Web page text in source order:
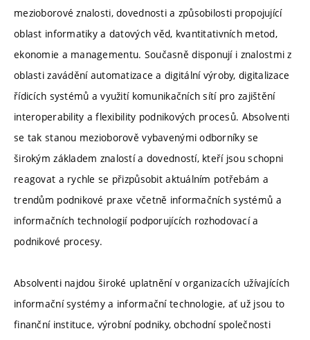
mezioborové znalosti, dovednosti a způsobilosti propojující
oblast informatiky a datových věd, kvantitativních metod,
ekonomie a managementu. Současně disponují i znalostmi z
oblasti zavádění automatizace a digitální výroby, digitalizace
řídicích systémů a využití komunikačních sítí pro zajištění
interoperability a flexibility podnikových procesů. Absolventi
se tak stanou mezioborově vybavenými odborníky se
širokým základem znalostí a dovedností, kteří jsou schopni
reagovat a rychle se přizpůsobit aktuálním potřebám a
trendům podnikové praxe včetně informačních systémů a
informačních technologií podporujících rozhodovací a
podnikové procesy.
Absolventi najdou široké uplatnění v organizacích užívajících
informační systémy a informační technologie, ať už jsou to
finanční instituce, výrobní podniky, obchodní společnosti